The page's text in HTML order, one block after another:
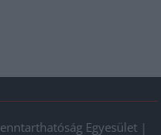
Egyesület |